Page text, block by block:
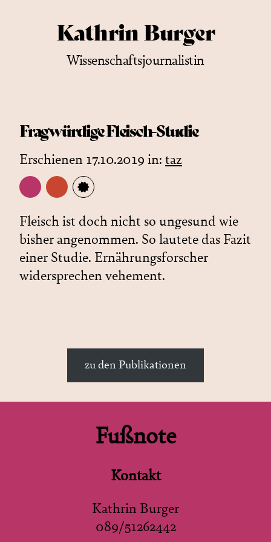
Kathrin Burger
Wissenschaftsjournalistin
Fragwürdige Fleisch-Studie
Erschienen 17.10.2019 in: taz
Fleisch ist doch nicht so ungesund wie
bisher angenommen. So lautete das Fazit
einer Studie. Ernährungsforscher
widersprechen vehement.
zu den Publikationen
Fußnote
Kontakt
Kathrin Burger
089/51262442